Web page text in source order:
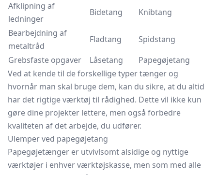
Afklipning af
ledninger
Bidetang
Knibtang
Bearbejdning af
metaltråd
Fladtang
Spidstang
Grebsfaste opgaver
Låsetang
Papegøjetang
Ved at kende til de forskellige typer tænger og
hvornår man skal bruge dem, kan du sikre, at du altid
har det rigtige værktøj til rådighed. Dette vil ikke kun
gøre dine projekter lettere, men også forbedre
kvaliteten af det arbejde, du udfører.
Ulemper ved papegøjetang
Papegøjetænger er utvivlsomt alsidige og nyttige
værktøjer i enhver værktøjskasse, men som med alle